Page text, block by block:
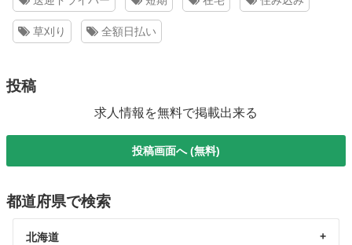
草刈り 全額日払い
投稿
求人情報を無料で掲載出来る
投稿画面へ (無料)
都道府県で検索
北海道